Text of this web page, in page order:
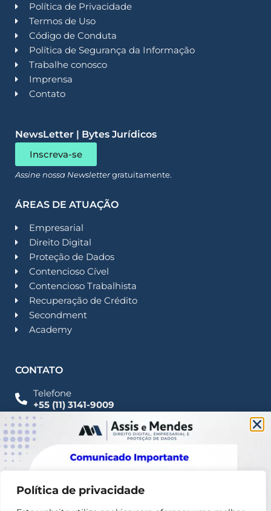
Política de privacidade
Política de Privacidade
Termos de Uso
Código de Conduta
Política de Segurança da Informação
Trabalhe conosco
Imprensa
Contato
NewsLetter | Bytes Jurídicos
Inscreva-se
Assine nossa Newslettergratuitamente.
ÁREAS DE ATUAÇÃO
Empresarial
Direito Digital
Proteção de Dados
Contencioso Cível
Contencioso Trabalhista
Recuperação de Crédito
Secondment
Academy
CONTATO
Telefone
+55 (11) 3141-9009
Imprensa
Fale Conosco
contato@assisemendes.com.br
Alameda Santos, 1165 Paulista - CEP 01419-001 -
SP